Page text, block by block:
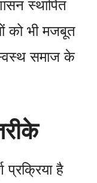
स्थापित
को भी मजबूत
समाज के
प्रक्रिया है